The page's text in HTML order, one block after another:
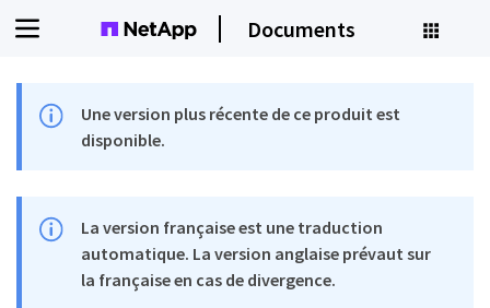
Documents
Une version plus récente de ce produit est
disponible.
La version française est une traduction
automatique. La version anglaise prévaut sur
la française en cas de divergence.